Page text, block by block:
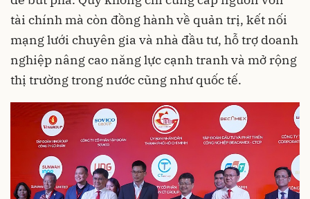
tài chính mà còn đồng hành về quản trị, kết nối
mạng lưới chuyên gia và nhà đầu tư, hỗ trợ doanh
nghiệp nâng cao năng lực cạnh tranh và mở rộng
thị trường trong nước cũng như quốc tế.